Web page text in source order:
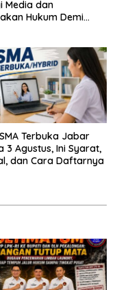
Media dan
Hukum Demi
Terbuka Jabar
3 Agustus, Ini Syarat,
dan Cara Daftarnya